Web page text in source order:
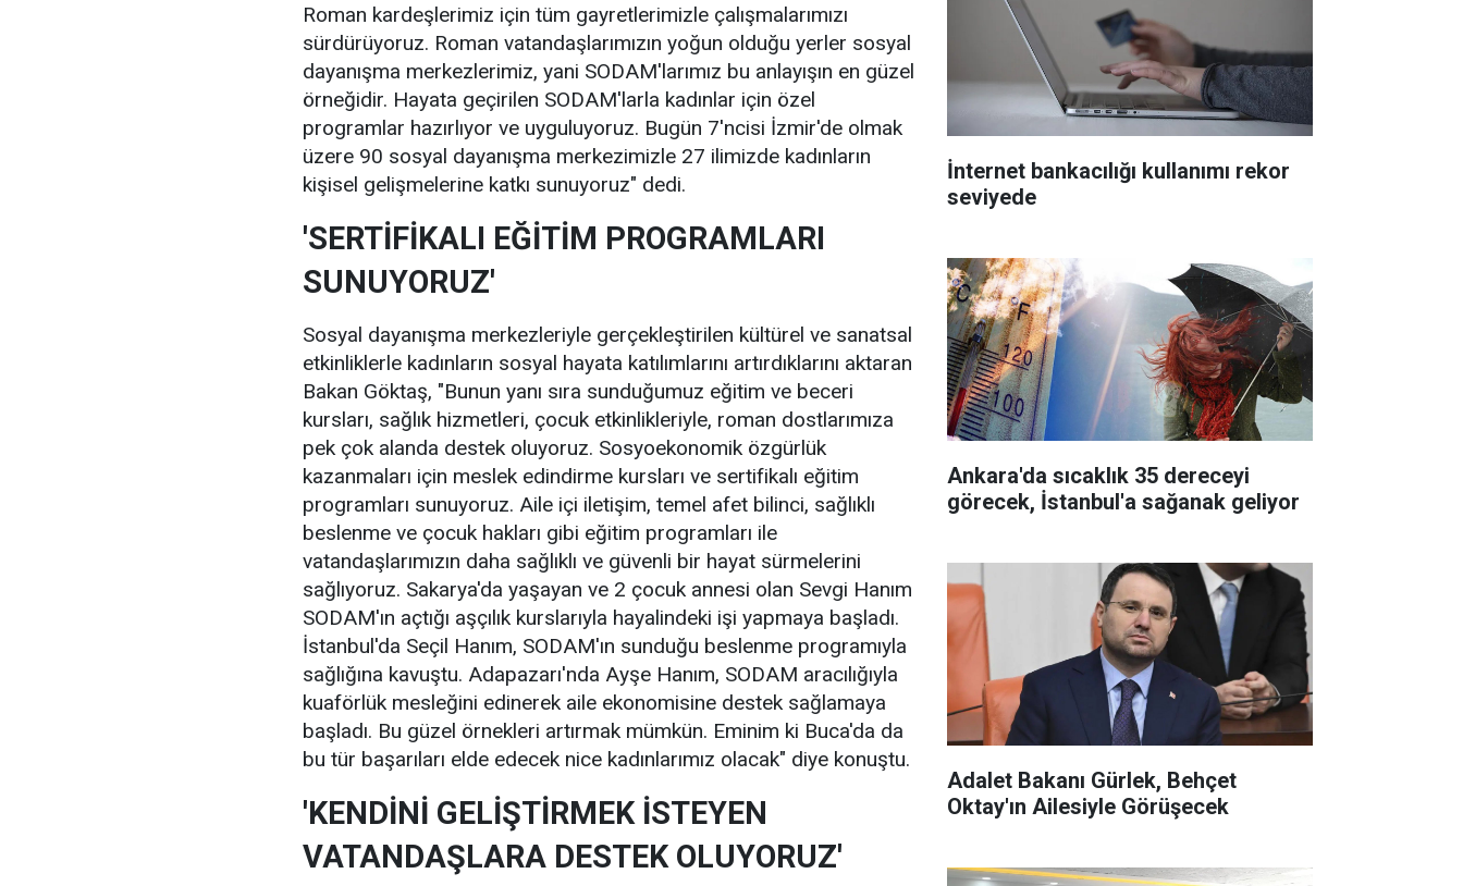
Roman kardeşlerimiz için tüm gayretlerimizle çalışmalarımızı
sürdürüyoruz. Roman vatandaşlarımızın yoğun olduğu yerler sosyal
dayanışma merkezlerimiz, yani SODAM'larımız bu anlayışın en güzel
örneğidir. Hayata geçirilen SODAM'larla kadınlar için özel
programlar hazırlıyor ve uyguluyoruz. Bugün 7'ncisi İzmir'de olmak
üzere 90 sosyal dayanışma merkezimizle 27 ilimizde kadınların
kişisel gelişmelerine katkı sunuyoruz" dedi.
'SERTİFİKALI EĞİTİM PROGRAMLARI
SUNUYORUZ'
Sosyal dayanışma merkezleriyle gerçekleştirilen kültürel ve sanatsal
etkinliklerle kadınların sosyal hayata katılımlarını artırdıklarını aktaran
Bakan Göktaş, "Bunun yanı sıra sunduğumuz eğitim ve beceri
kursları, sağlık hizmetleri, çocuk etkinlikleriyle, roman dostlarımıza
pek çok alanda destek oluyoruz. Sosyoekonomik özgürlük
kazanmaları için meslek edindirme kursları ve sertifikalı eğitim
programları sunuyoruz. Aile içi iletişim, temel afet bilinci, sağlıklı
beslenme ve çocuk hakları gibi eğitim programları ile
vatandaşlarımızın daha sağlıklı ve güvenli bir hayat sürmelerini
sağlıyoruz. Sakarya'da yaşayan ve 2 çocuk annesi olan Sevgi Hanım
SODAM'ın açtığı aşçılık kurslarıyla hayalindeki işi yapmaya başladı.
İstanbul'da Seçil Hanım, SODAM'ın sunduğu beslenme programıyla
sağlığına kavuştu. Adapazarı'nda Ayşe Hanım, SODAM aracılığıyla
kuaförlük mesleğini edinerek aile ekonomisine destek sağlamaya
başladı. Bu güzel örnekleri artırmak mümkün. Eminim ki Buca'da da
bu tür başarıları elde edecek nice kadınlarımız olacak" diye konuştu.
'KENDİNİ GELİŞTİRMEK İSTEYEN
VATANDAŞLARA DESTEK OLUYORUZ'
İnternet bankacılığı kullanımı rekor
seviyede
Ankara'da sıcaklık 35 dereceyi
görecek, İstanbul'a sağanak geliyor
Adalet Bakanı Gürlek, Behçet
Oktay'ın Ailesiyle Görüşecek